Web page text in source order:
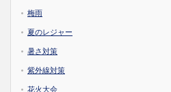
梅雨
夏のレジャー
暑さ対策
紫外線対策
花火大会